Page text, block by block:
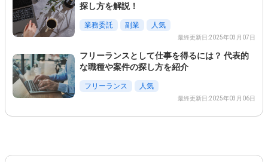
この条件を選択
探し方を解説！
業務委託 副業 人気
最終更新日:2025年03月07日
フリーランスとして仕事を得るには？ 代表的
な職種や案件の探し方を紹介
フリーランス 人気
最終更新日:2025年03月06日